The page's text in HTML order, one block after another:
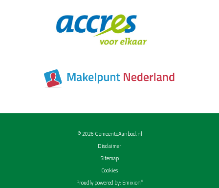
© 2026 GemeenteAanbod.nl
Disclaimer
Sitemap
Cookies
Proudly powered by: Emixion®